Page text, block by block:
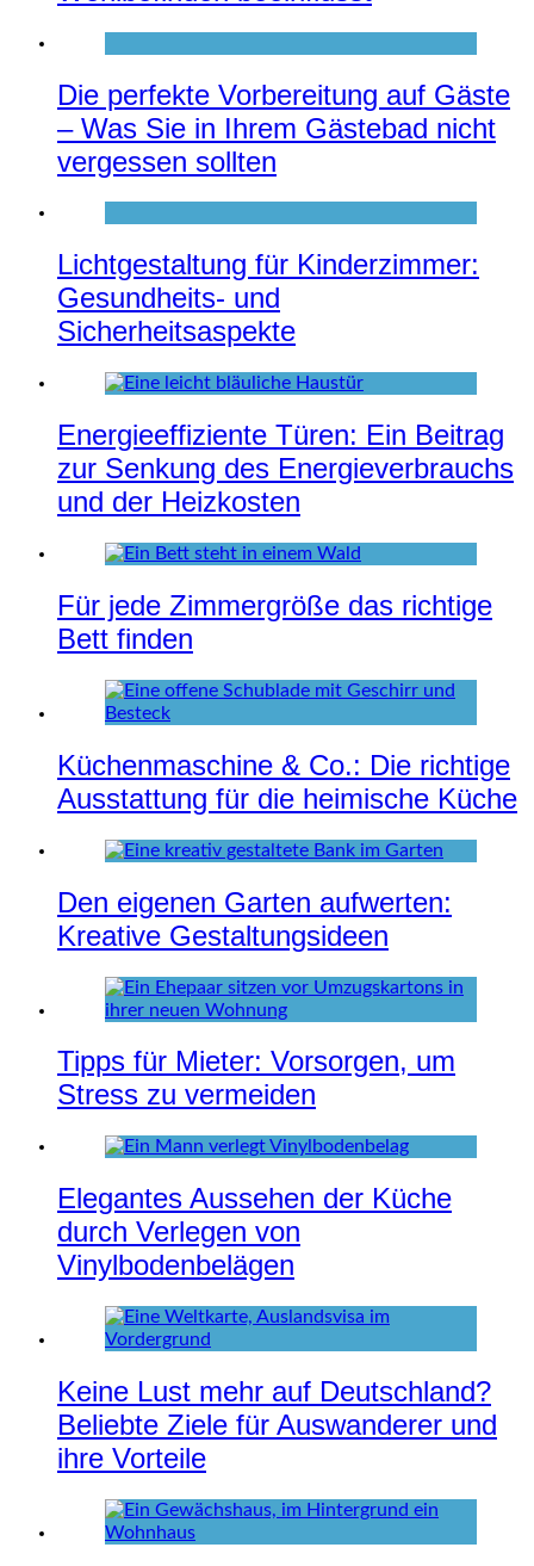
Die perfekte Vorbereitung auf Gäste
– Was Sie in Ihrem Gästebad nicht
vergessen sollten
Lichtgestaltung für Kinderzimmer:
Gesundheits- und
Sicherheitsaspekte
Energieeffiziente Türen: Ein Beitrag
zur Senkung des Energieverbrauchs
und der Heizkosten
Für jede Zimmergröße das richtige
Bett finden
Küchenmaschine & Co.: Die richtige
Ausstattung für die heimische Küche
Den eigenen Garten aufwerten:
Kreative Gestaltungsideen
Tipps für Mieter: Vorsorgen, um
Stress zu vermeiden
Elegantes Aussehen der Küche
durch Verlegen von
Vinylbodenbelägen
Keine Lust mehr auf Deutschland?
Beliebte Ziele für Auswanderer und
ihre Vorteile